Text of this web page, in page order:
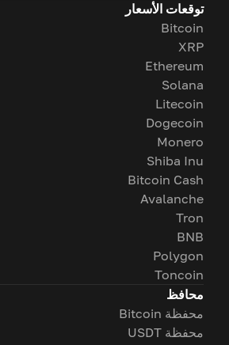
توقعات الأسعار
Bitcoin
XRP
Ethereum
Solana
Litecoin
Dogecoin
Monero
Shiba Inu
Bitcoin Cash
Avalanche
Tron
BNB
Polygon
Toncoin
محافظ
محفظة Bitcoin
محفظة USDT